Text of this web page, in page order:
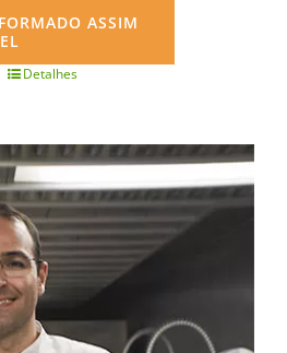
ASSIM
Detalhes